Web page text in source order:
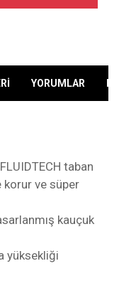
YORUMLAR
taban
korur ve süper
kauçuk
yüksekliği